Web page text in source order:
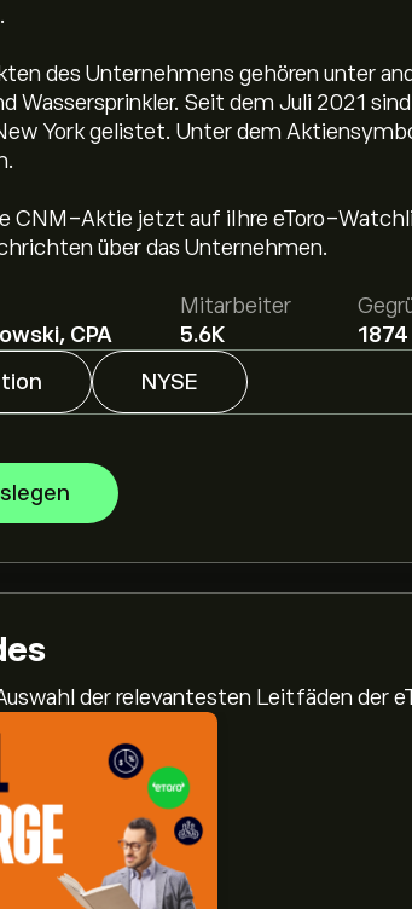
des Unternehmens gehören unter
Wassersprinkler. Seit dem Juli 2021
York gelistet. Unter dem
CNM-Aktie jetzt auf iIhre eToro-
über das Unternehmen.
CPA
Mitarbeiter
5.6K
1874
NYSE
der relevantesten Leitfäden der